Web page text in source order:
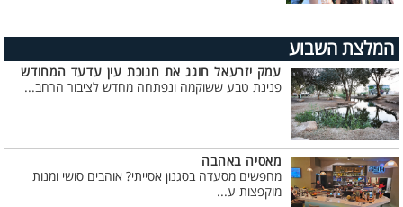
המלצת השבוע
עמק יזרעאל חוגג את חנוכת עין עדעד המחודש
פנינת טבע ששוקמה ונפתחה מחדש לציבור הרחב...
מאסיה באהבה
מחפשים מסעדה בסגנון אסייתי? אוהבים סושי ומנות
מוקפצות ע...